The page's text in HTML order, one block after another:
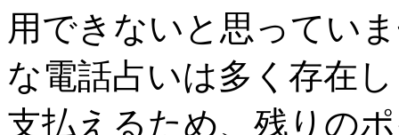
用できないと思ってい
な電話占いは多く存在
支払えるため、残りの